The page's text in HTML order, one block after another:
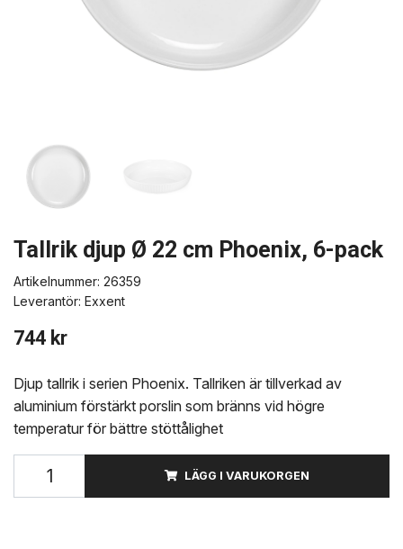
Tallrik djup Ø 22 cm Phoenix, 6-pack
Artikelnummer: 26359
Leverantör: Exxent
744 kr
Djup tallrik i serien Phoenix. Tallriken är tillverkad av
aluminium förstärkt porslin som bränns vid högre
temperatur för bättre stöttålighet
LÄGG I VARUKORGEN